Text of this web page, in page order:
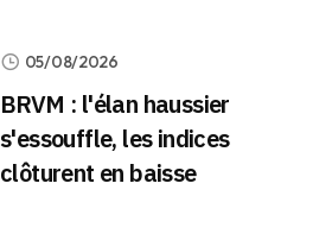
05/08/2026
BRVM : l'élan haussier
s'essouffle, les indices
clôturent en baisse